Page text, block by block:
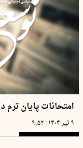
امتحانات پایان
۹ تیر ۱۴۰۴ | ۹:۵۲